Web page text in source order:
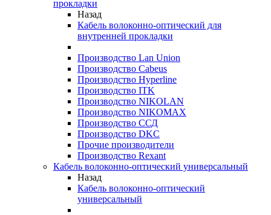
прокладки
Назад
Кабель волоконно-оптический для
внутренней прокладки
Производство Lan Union
Производство Cabeus
Производство Hyperline
Производство ITK
Производство NIKOLAN
Производство NIKOMAX
Производство ССД
Производство DKC
Прочие производители
Производство Rexant
Кабель волоконно-оптический универсальный
Назад
Кабель волоконно-оптический
универсальный